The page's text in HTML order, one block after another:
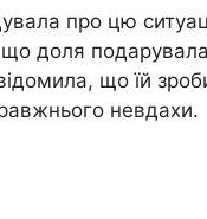
про цю
доля подарувала
що їй
невдахи.